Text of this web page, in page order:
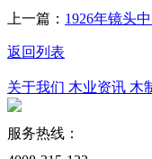
上一篇： 1926年镜头
返回列表
关于我们 木业资讯 木
服务热线：